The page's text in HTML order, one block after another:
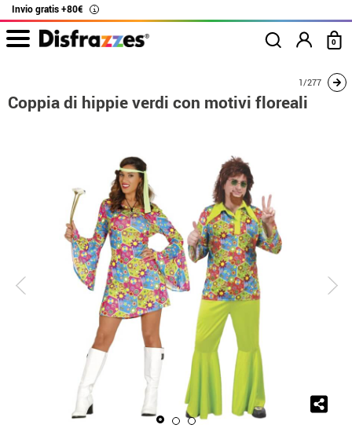
Invio gratis +80€ i
0
Coppia di hippie verdi con motivi floreali
1/277
Coppia di hippie verdi con motivi floreali